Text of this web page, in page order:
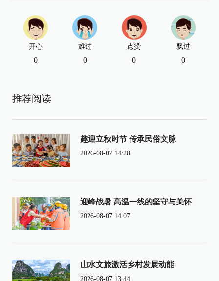
开心
0
难过
0
点赞
0
飘过
0
推荐阅读
趣迎立秋时节 传承民俗文脉
2026-08-07 14:28
迎峰战暑 高温一线的坚守与关怀
2026-08-07 14:07
山水文旅激活乡村发展动能
2026-08-07 13:44